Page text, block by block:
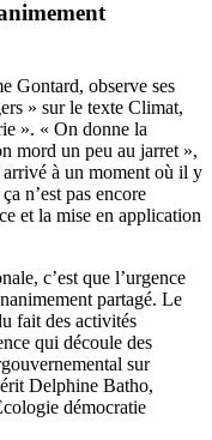
Gontard, observe ses
» sur le texte Climat,
». « On donne la
mord un peu au jarret »,
arrivé à un moment où il y
n’est pas encore
et la mise en application
c’est que l’urgence
partagé. Le
fait des activités
qui découle des
sur
Delphine Batho,
démocratie